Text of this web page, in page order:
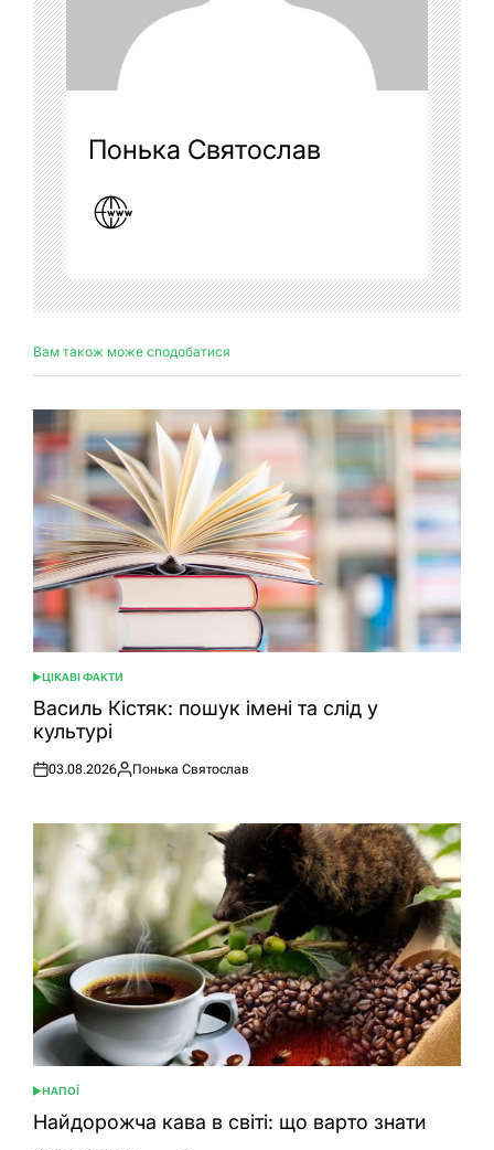
Понька Святослав
Вам також може сподобатися
ОПУБЛІКУВАТИ
У
ЦІКАВІ ФАКТИ
Василь Кістяк: пошук імені та слід у
культурі
Оприлюднено
03.08.2026
Опубліковано
Понька Святослав
ОПУБЛІКУВАТИ
У
НАПОЇ
Найдорожча кава в світі: що варто знати